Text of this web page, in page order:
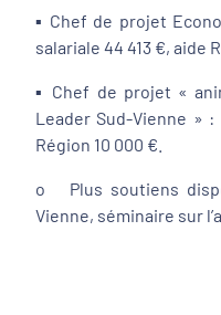
▪ Chef de projet
salariale 44 413 €, aide
▪ Chef de projet «
Leader Sud-Vienne »
Région 10 000 €.
o Plus soutiens
Vienne, séminaire sur